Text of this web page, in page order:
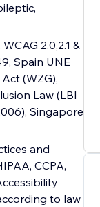
2.0,2.1 &
Spain UNE
(WZG),
Law (LBI
Singapore
and
CCPA,
to law